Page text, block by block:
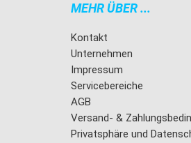
MEHR ÜBER ...
Kontakt
Unternehmen
Impressum
Servicebereiche
AGB
Versand- &
Privatsphäre und